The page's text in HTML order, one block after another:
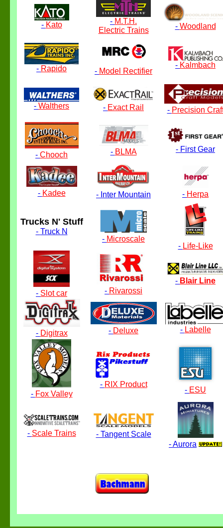
- Kato - M.T.H.
Electric Trains
- Woodland
- Rapido - Model Rectifier
- Kalmbach
- Walthers - Exact Rail - Precision
- Chooch - BLMA - First Gear
- Kadee - Inter Mountain - Herpa
Trucks N' Stuff
- Truck N
- Microscale
- Life-Like
- Slot car - Rivarossi
- Blair Line
- Digitrax - Deluxe - Labelle
- Fox Valley
- RIX Product
- ESU
- Scale Trains
- Tangent Scale
- Aurora